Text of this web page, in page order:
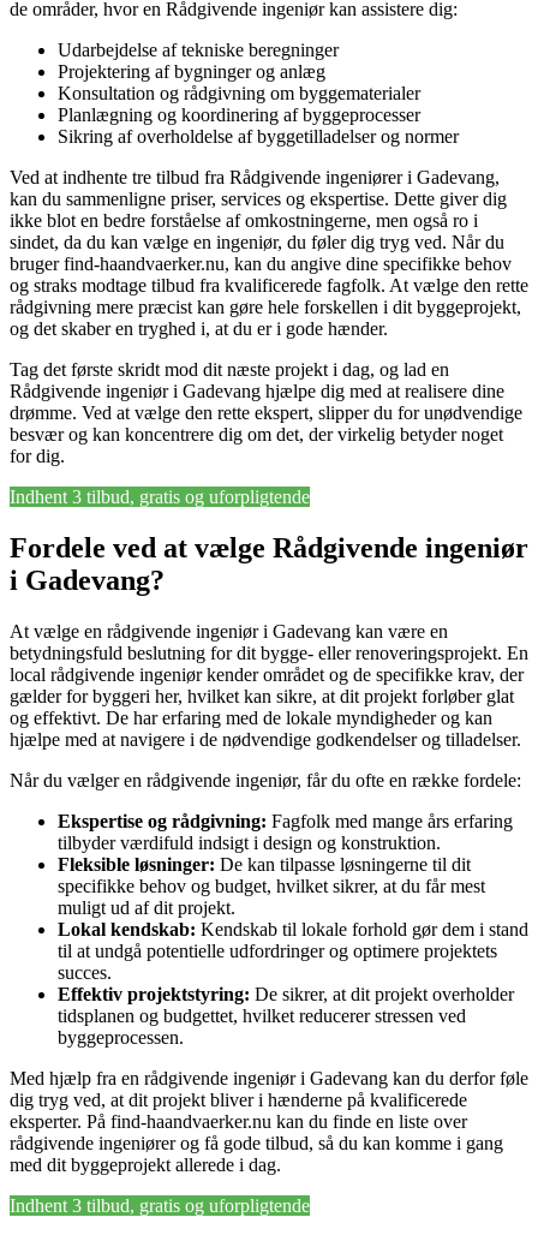
de områder, hvor en Rådgivende ingeniør kan assistere dig:
Udarbejdelse af tekniske beregninger
Projektering af bygninger og anlæg
Konsultation og rådgivning om byggematerialer
Planlægning og koordinering af byggeprocesser
Sikring af overholdelse af byggetilladelser og normer
Ved at indhente tre tilbud fra Rådgivende ingeniører i Gadevang,
kan du sammenligne priser, services og ekspertise. Dette giver dig
ikke blot en bedre forståelse af omkostningerne, men også ro i
sindet, da du kan vælge en ingeniør, du føler dig tryg ved. Når du
bruger find-haandvaerker.nu, kan du angive dine specifikke behov
og straks modtage tilbud fra kvalificerede fagfolk. At vælge den rette
rådgivning mere præcist kan gøre hele forskellen i dit byggeprojekt,
og det skaber en tryghed i, at du er i gode hænder.
Tag det første skridt mod dit næste projekt i dag, og lad en
Rådgivende ingeniør i Gadevang hjælpe dig med at realisere dine
drømme. Ved at vælge den rette ekspert, slipper du for unødvendige
besvær og kan koncentrere dig om det, der virkelig betyder noget
for dig.
Indhent 3 tilbud, gratis og uforpligtende
Fordele ved at vælge Rådgivende ingeniør
i Gadevang?
At vælge en rådgivende ingeniør i Gadevang kan være en
betydningsfuld beslutning for dit bygge- eller renoveringsprojekt. En
local rådgivende ingeniør kender området og de specifikke krav, der
gælder for byggeri her, hvilket kan sikre, at dit projekt forløber glat
og effektivt. De har erfaring med de lokale myndigheder og kan
hjælpe med at navigere i de nødvendige godkendelser og tilladelser.
Når du vælger en rådgivende ingeniør, får du ofte en række fordele:
Ekspertise og rådgivning: Fagfolk med mange års erfaring
tilbyder værdifuld indsigt i design og konstruktion.
Fleksible løsninger: De kan tilpasse løsningerne til dit
specifikke behov og budget, hvilket sikrer, at du får mest
muligt ud af dit projekt.
Lokal kendskab: Kendskab til lokale forhold gør dem i stand
til at undgå potentielle udfordringer og optimere projektets
succes.
Effektiv projektstyring: De sikrer, at dit projekt overholder
tidsplanen og budgettet, hvilket reducerer stressen ved
byggeprocessen.
Med hjælp fra en rådgivende ingeniør i Gadevang kan du derfor føle
dig tryg ved, at dit projekt bliver i hænderne på kvalificerede
eksperter. På find-haandvaerker.nu kan du finde en liste over
rådgivende ingeniører og få gode tilbud, så du kan komme i gang
med dit byggeprojekt allerede i dag.
Indhent 3 tilbud, gratis og uforpligtende